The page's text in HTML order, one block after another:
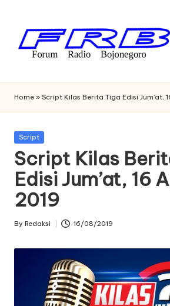
content
F
o
r
u
m
R
a
di
o
Bojonegoro
Home » Script Kilas Berita Tiga Edisi Jum’at,
Posted
Script
Script Kilas
Edisi Jum’at, 16
2019
Posted
By Redaksi 16/08/2019